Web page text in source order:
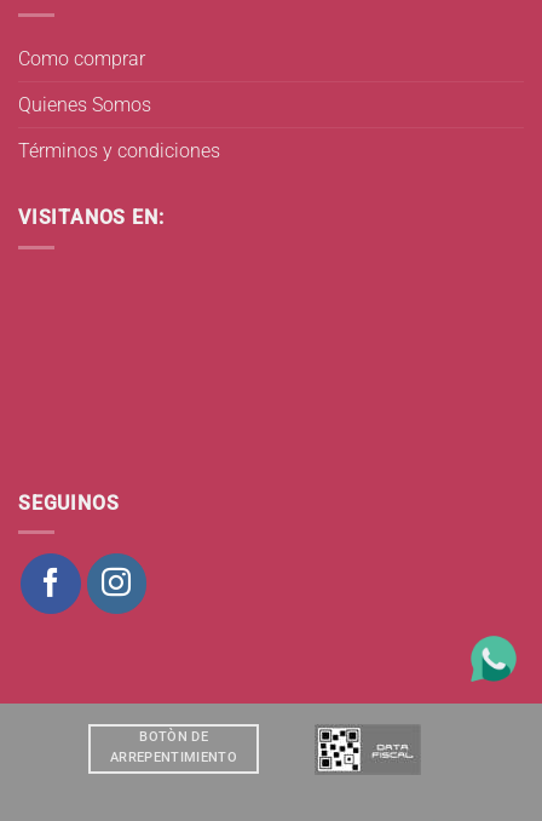
Como comprar
Quienes Somos
Términos y condiciones
VISITANOS EN:
SEGUINOS
BOTÒN DE
ARREPENTIMIENTO